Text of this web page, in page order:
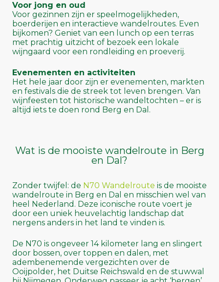
Voor jong en oud
Voor gezinnen zijn er speelmogelijkheden,
boerderijen en interactieve wandelroutes. Even
bijkomen? Geniet van een lunch op een terras
met prachtig uitzicht of bezoek een lokale
wijngaard voor een rondleiding en proeverij.
Evenementen en activiteiten
Het hele jaar door zijn er evenementen, markten
en festivals die de streek tot leven brengen. Van
wijnfeesten tot historische wandeltochten – er is
altijd iets te doen rond Berg en Dal.
Wat is de mooiste wandelroute in Berg
en Dal?
Zonder twijfel: de N70 Wandelroute is de mooiste
wandelroute in Berg en Dal en misschien wel van
heel Nederland. Deze iconische route voert je
door een uniek heuvelachtig landschap dat
nergens anders in het land te vinden is.
De N70 is ongeveer 14 kilometer lang en slingert
door bossen, over toppen en dalen, met
adembenemende vergezichten over de
Ooijpolder, het Duitse Reichswald en de stuwwal